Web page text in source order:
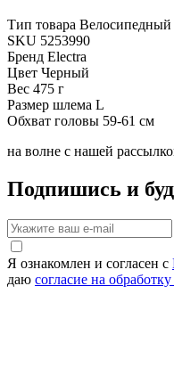
Тип товара
SKU 5253990
Бренд Electra
Цвет Черный
Вес 475 г
Размер шлема L
Обхват головы 59-61 см
на волне с нашей
Подпишись и
Я ознакомлен и согласен с
даю согласие на